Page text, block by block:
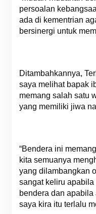
persoalan
ada di kementrian
bersinergi untuk
Ditambahkannya,
saya melihat bapak
memang salah satu
yang memiliki jiwa
“Bendera ini
kita semuanya
yang dilambangkan
sangat keliru
bendera dan
saya kira itu terlalu